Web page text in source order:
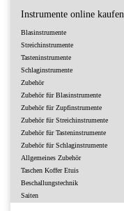
Instrumente online kaufen
Blasinstrumente
Streichinstrumente
Tasteninstrumente
Schlaginstrumente
Zubehör
Zubehör für Blasinstrumente
Zubehör für Zupfinstrumente
Zubehör für Streichinstrumente
Zubehör für Tasteninstrumente
Zubehör für Schlaginstrumente
Allgemeines Zubehör
Taschen Koffer Etuis
Beschallungstechnik
Saiten